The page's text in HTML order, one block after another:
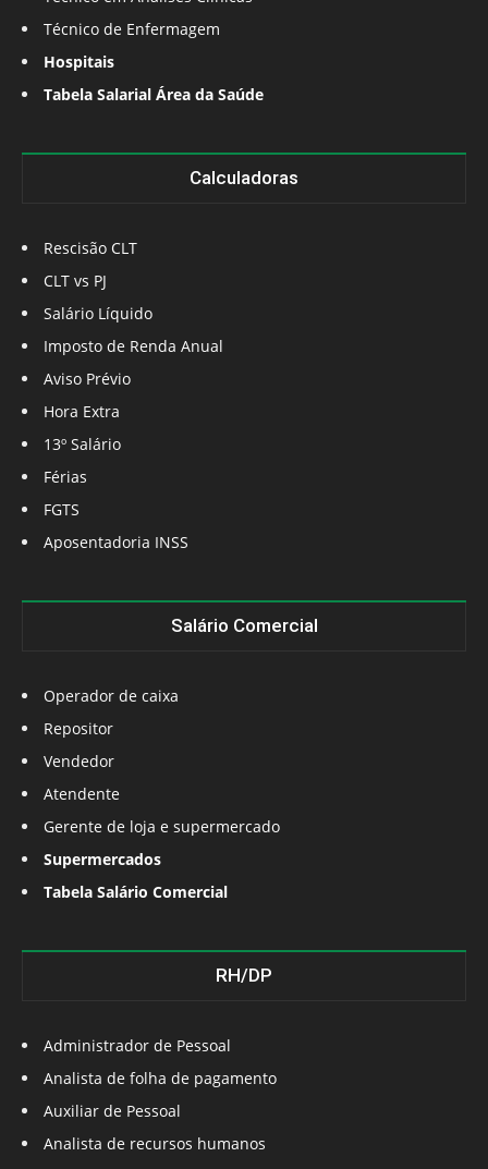
Técnico de Enfermagem
Hospitais
Tabela Salarial Área da Saúde
Calculadoras
Rescisão CLT
CLT vs PJ
Salário Líquido
Imposto de Renda Anual
Aviso Prévio
Hora Extra
13º Salário
Férias
FGTS
Aposentadoria INSS
Salário Comercial
Operador de caixa
Repositor
Vendedor
Atendente
Gerente de loja e supermercado
Supermercados
Tabela Salário Comercial
RH/DP
Administrador de Pessoal
Analista de folha de pagamento
Auxiliar de Pessoal
Analista de recursos humanos